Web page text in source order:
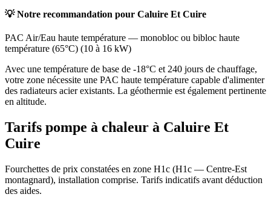
💡 Notre recommandation pour Caluire Et Cuire
PAC Air/Eau haute température — monobloc ou bibloc haute
température (65°C) (10 à 16 kW)
Avec une température de base de -18°C et 240 jours de chauffage,
votre zone nécessite une PAC haute température capable d'alimenter
des radiateurs acier existants. La géothermie est également pertinente
en altitude.
Tarifs pompe à chaleur à Caluire Et
Cuire
Fourchettes de prix constatées en zone H1c (H1c — Centre-Est
montagnard), installation comprise. Tarifs indicatifs avant déduction
des aides.